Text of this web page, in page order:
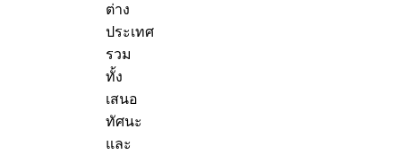
ต่าง
ประเทศ
รวม
ทั้ง
เสนอ
ทัศนะ
และ